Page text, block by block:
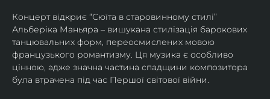
Концерт відкриє “Сюїта в старовинному стилі”
Альберіка Маньяра – вишукана стилізація барокових
танцювальних форм, переосмислених мовою
французького романтизму. Ця музика є особливо
цінною, адже значна частина спадщини композитора
була втрачена під час Першої світової війни.